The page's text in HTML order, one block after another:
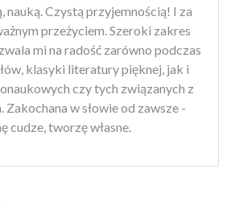
nauką. Czystą przyjemnością! I za
przeżyciem. Szeroki zakres
mi na radość zarówno podczas
klasyki literatury pięknej, jak i
czy tych związanych z
w słowie od zawsze -
cudze, tworzę własne.